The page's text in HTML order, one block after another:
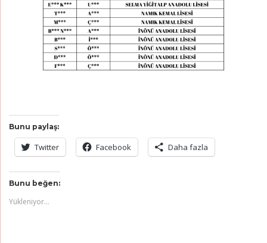
Bunu paylaş:
Twitter Facebook Daha fazla
Bunu beğen:
Yükleniyor...